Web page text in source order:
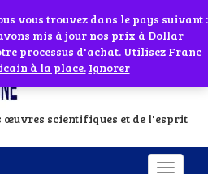
en cliquant sur l'icône en face
œuvres scientifiques et de l'esprit
Contactez-nous par WhatsApp au
33 60 26Ignorer
vous trouvez dans le pays suivant :
mis à jour nos prix à Dollar
processus d'achat. Utilisez Franc
à la place. Ignorer